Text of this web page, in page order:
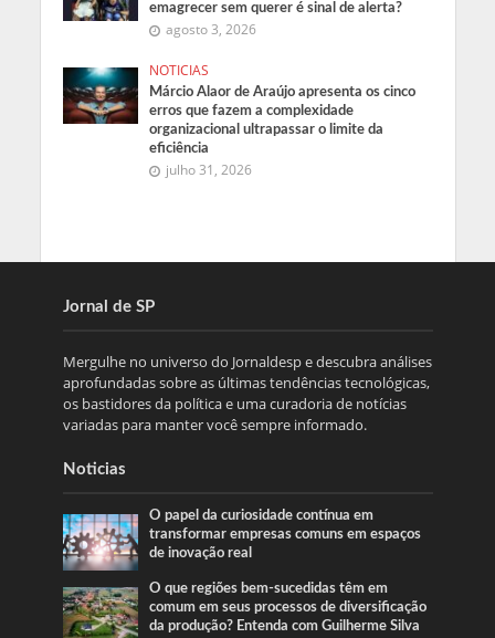
emagrecer sem querer é sinal de alerta?
agosto 3, 2026
NOTICIAS
Márcio Alaor de Araújo apresenta os cinco
erros que fazem a complexidade
organizacional ultrapassar o limite da
eficiência
julho 31, 2026
Jornal de SP
Mergulhe no universo do Jornaldesp e descubra análises
aprofundadas sobre as últimas tendências tecnológicas,
os bastidores da política e uma curadoria de notícias
variadas para manter você sempre informado.
Noticias
O papel da curiosidade contínua em
transformar empresas comuns em espaços
de inovação real
O que regiões bem-sucedidas têm em
comum em seus processos de diversificação
da produção? Entenda com Guilherme Silva